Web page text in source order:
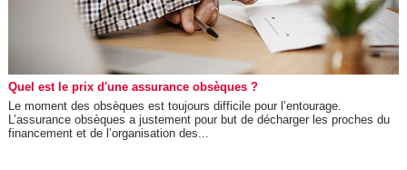
Quel est le prix d'une assurance obsèques ?
Le moment des obsèques est toujours difficile pour l’entourage.
L’assurance obsèques a justement pour but de décharger les proches du
financement et de l’organisation des...